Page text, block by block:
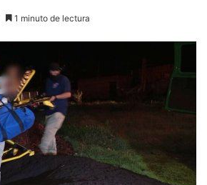
1 minuto de lectura